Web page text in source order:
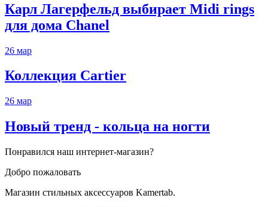
Карл Лагерфельд выбирает Midi rings
для дома Chanel
26 мар
Коллекция Cartier
26 мар
Новый тренд - кольца на ногти
Понравился наш интернет-магазин?
Добро пожаловать
Магазин стильных аксессуаров Kamertab.